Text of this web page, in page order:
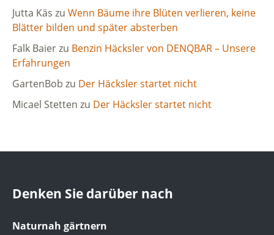
Jutta Käs zu Wenn Bäume ihre Blüten verlieren, keine
Blätter bilden und später absterben
Falk Baierzu Benzin Häcksler von DENQBAR – Unsere
Erfahrungen
GartenBob zu Der Häcksler startet nicht
Micael Stetten zu Der Häcksler startet nicht
Denken Sie darüber nach
Naturnah gärtnern